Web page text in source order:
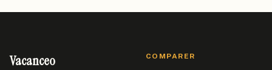
Vacanceo COMPARER